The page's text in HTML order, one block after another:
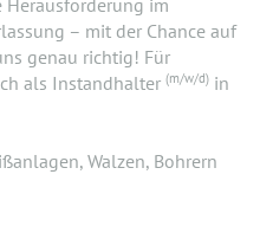
Herausforderung im
– mit der Chance auf
genau richtig! Für
als Instandhalter (m/w/d) in
Walzen, Bohrern